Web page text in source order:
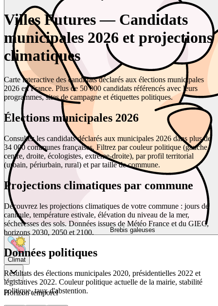
Brebis galeuses
Climat
Horizon temporel
Villes Futures — Candidats
municipales 2026 et projections
climatiques
Carte interactive des candidats déclarés aux élections municipales
2026 en France. Plus de 50 000 candidats référencés avec leurs
programmes, sites de campagne et étiquettes politiques.
Élections municipales 2026
Consultez les candidats déclarés aux municipales 2026 dans plus de
34 000 communes françaises. Filtrez par couleur politique (gauche,
centre, droite, écologistes, extrême-droite), par profil territorial
(urbain, périurbain, rural) et par taille de commune.
Projections climatiques par commune
Découvrez les projections climatiques de votre commune : jours de
canicule, température estivale, élévation du niveau de la mer,
sécheresses des sols. Données issues de Météo France et du GIEC,
horizons 2030, 2050 et 2100.
Données politiques
Résultats des élections municipales 2020, présidentielles 2022 et
législatives 2022. Couleur politique actuelle de la mairie, stabilité
politique, taux d'abstention.